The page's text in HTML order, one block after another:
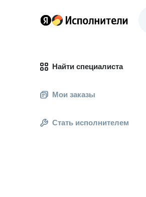
Найти специалиста
Мои заказы
Стать исполнителем